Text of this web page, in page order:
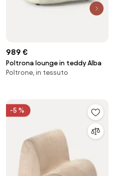
989 €
Poltrona lounge in teddy Alba
Poltrone, in tessuto
-5 %